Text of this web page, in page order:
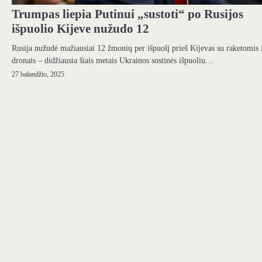
Trumpas liepia Putinui „sustoti“ po Rusijos
išpuolio Kijeve nužudo 12
Rusija nužudė mažiausiai 12 žmonių per išpuolį prieš Kijevas su raketomis
dronais – didžiausia šiais metais Ukrainos sostinės išpuoliu…
27 balandžio, 2025